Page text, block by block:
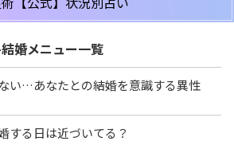
婚メニュー一覧
い…あなたとの結婚を意識する異性
する日は近づいてる？